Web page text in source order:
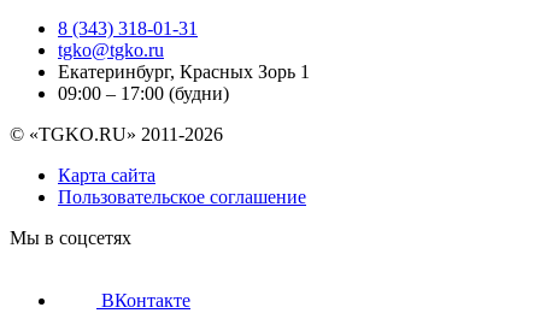
8 (343) 318-01-31
tgko@tgko.ru
Екатеринбург, Красных Зорь 1
09:00 – 17:00 (будни)
© «TGKO.RU» 2011-2026
Карта сайта
Пользовательское соглашение
Мы в соцсетях
ВКонтакте